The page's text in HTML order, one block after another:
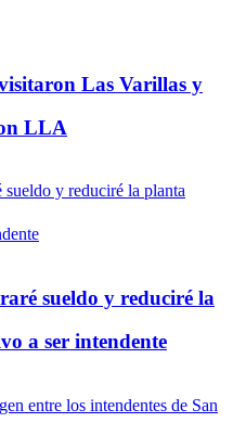
Las Varillas y
LLA
sueldo y reduciré la
a ser intendente